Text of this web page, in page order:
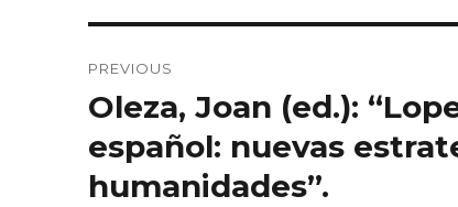
navigation
PREVIOUS
Previous
Oleza, Joan (ed.):
español: nuevas
humanidades”.